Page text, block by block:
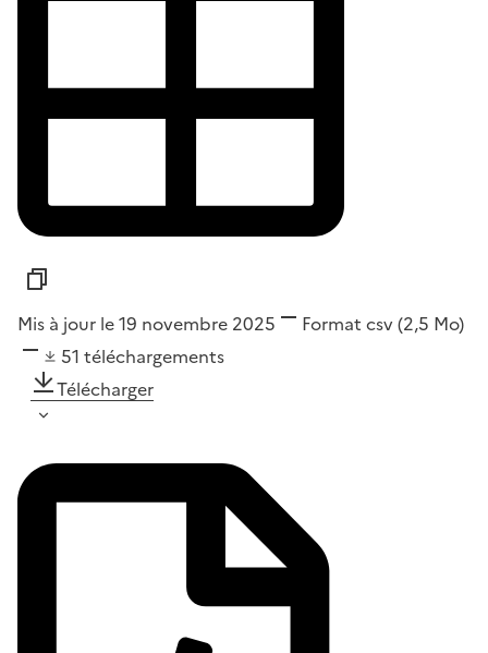
Mis à jour le 19 novembre 2025 Format csv(2,5 Mo)
51 téléchargements
Télécharger